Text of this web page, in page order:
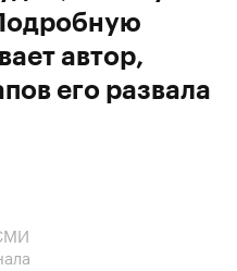
автор,
его развала